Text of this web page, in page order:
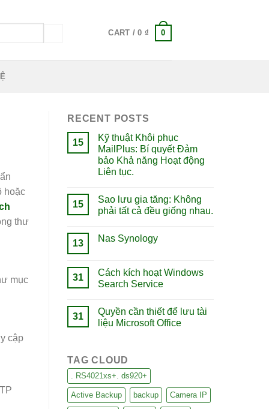
CART /0 ₫ 0
hoặc
thư
mục
cập
RECENT POSTS
15
Kỹ thuật Khôi phục
MailPlus: Bí quyết Đảm
bảo Khả năng Hoạt động
Liên tục.
15
Sao lưu gia tăng: Không
phải tất cả đều giống nhau.
13 Nas Synology
31
Cách kích hoạt Windows
Search Service
31
Quyền cần thiết để lưu tài
liệu Microsoft Office
TAG CLOUD
. RS4021xs+. ds920+
Active Backup backup Camera IP